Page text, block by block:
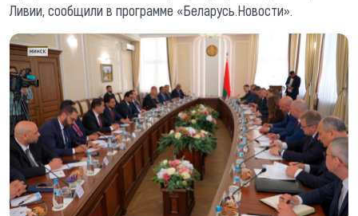
Ливии, сообщили в программе «Беларусь.Новости».